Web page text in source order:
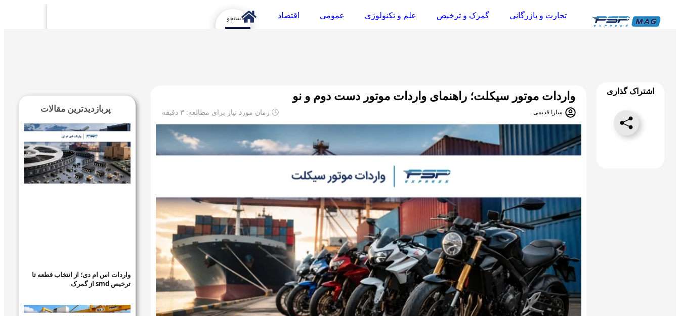
تجارت و بازرگانی گمرک و ترخیص علم و تکنولوژی عمومی اقتصاد
اشتراک گذاری واردات موتور سیکلت؛ راهنمای واردات موتور دست دوم و نو
سارا قدیمی 🕒 زمان مورد نیاز برای مطالعه: ۳ دقیقه پربازدیدترین مقالات
واردات اس ام دی؛ از انتخاب قطعه تا
ترخیص smd از گمرک